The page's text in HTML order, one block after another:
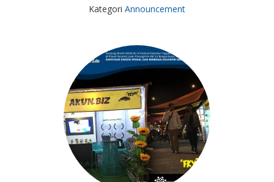
Kategori Announcement